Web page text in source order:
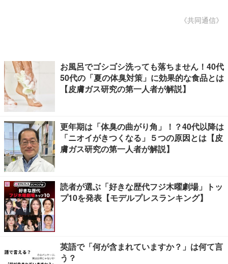
《共同通信》
お風呂でゴシゴシ洗っても落ちません！40代
50代の「夏の体臭対策」に効果的な食品とは
【皮膚ガス研究の第一人者が解説】
更年期は「体臭の曲がり角」！？40代以降は
「ニオイがきつくなる」５つの原因とは【皮
膚ガス研究の第一人者が解説】
読者が選ぶ「好きな歴代フジ木曜劇場」トッ
プ10を発表【モデルプレスランキング】
英語で「何が含まれていますか？」は何て言
う？